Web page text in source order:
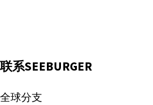
联系SEEBURGER
全球分支